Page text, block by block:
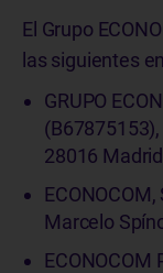
El Grupo
las siguientes
GRUPO
28016
Marcelo
ECONOCOM